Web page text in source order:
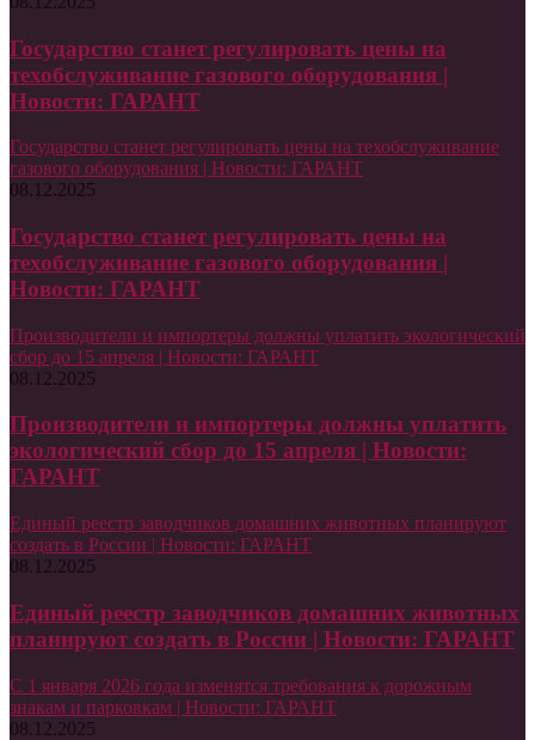
Государство станет регулировать цены на
техобслуживание газового оборудования |
Новости: ГАРАНТ
Государство станет регулировать цены на техобслуживание
газового оборудования | Новости: ГАРАНТ
08.12.2025
Государство станет регулировать цены на
техобслуживание газового оборудования |
Новости: ГАРАНТ
Производители и импортеры должны уплатить экологический
сбор до 15 апреля | Новости: ГАРАНТ
08.12.2025
Производители и импортеры должны уплатить
экологический сбор до 15 апреля | Новости:
ГАРАНТ
Единый реестр заводчиков домашних животных планируют
создать в России | Новости: ГАРАНТ
08.12.2025
Единый реестр заводчиков домашних животных
планируют создать в России | Новости: ГАРАНТ
С 1 января 2026 года изменятся требования к дорожным
знакам и парковкам | Новости: ГАРАНТ
08.12.2025